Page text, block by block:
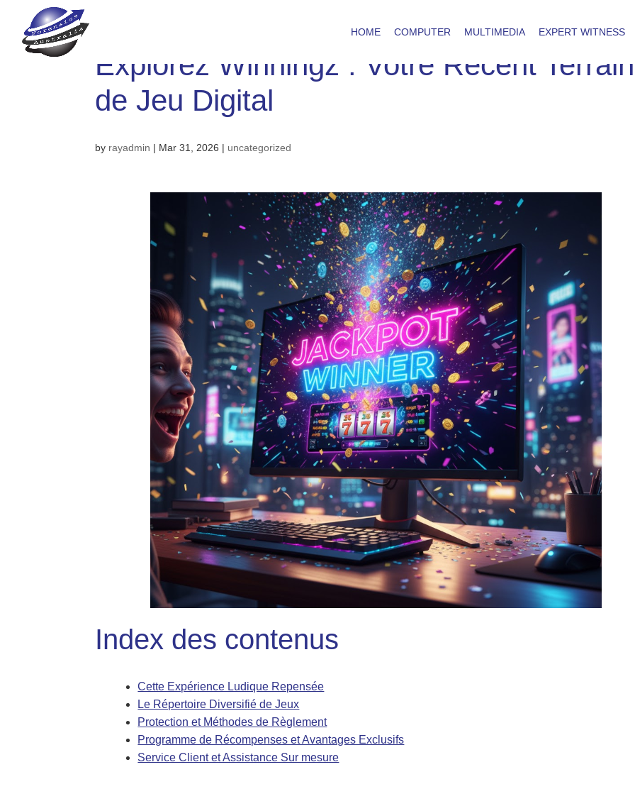
HOME COMPUTER MULTIMEDIA EXPERT WITNESS
Explorez Winningz : Votre Récent Terrain
de Jeu Digital
by rayadmin | Mar 31, 2026 | uncategorized
Index des contenus
Cette Expérience Ludique Repensée
Le Répertoire Diversifié de Jeux
Protection et Méthodes de Règlement
Programme de Récompenses et Avantages Exclusifs
Service Client et Assistance Sur mesure